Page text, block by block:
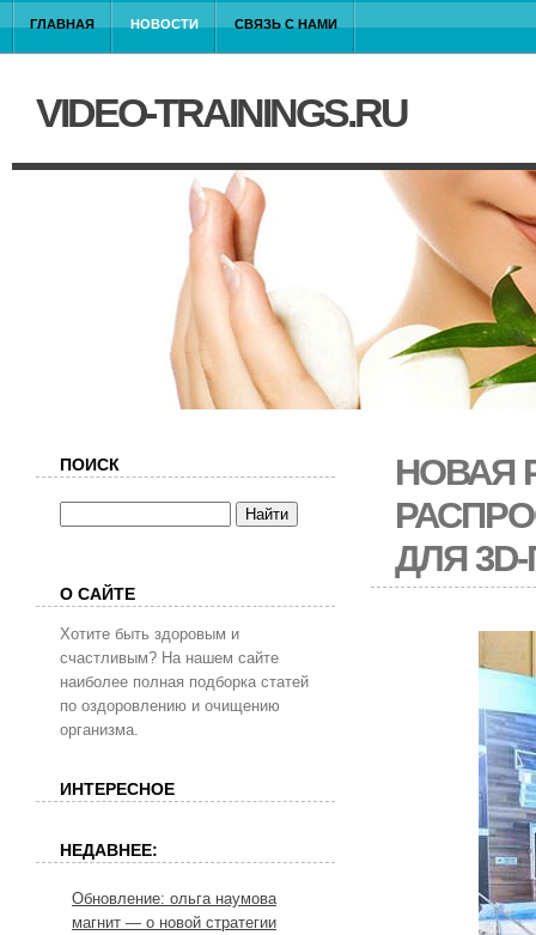
ГЛАВНАЯ НОВОСТИ СВЯЗЬ С НАМИ
VIDEO-TRAININGS.RU
НОВАЯ
ДЛЯ
ПОИСК
О САЙТЕ
Хотите быть здоровым и
счастливым? На нашем сайте
наиболее полная подборка статей
по оздоровлению и очищению
организма.
ИНТЕРЕСНОЕ
НЕДАВНЕЕ:
Обновление: ольга наумова
магнит — о новой стратегии